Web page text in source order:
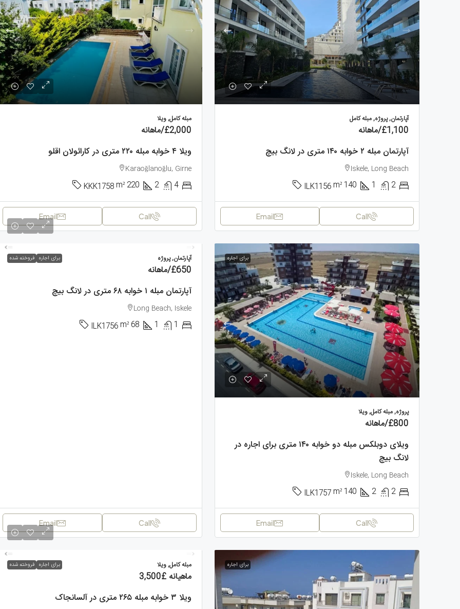
آپارتمان, پروژه, مبله کامل
£1,100/ماهانه
آپارتمان مبله ۲ خوابه ۱۴۰ متری در لانگ بیچ
Iskele, Long Beach
2
1
140
m²
ILK1156
Call
Email
مبله کامل, ویلا
£2,000/ماهانه
ویلا ۴ خوابه مبله ۲۲۰ متری در کارائولان اقلو
Karaoğlanoğlu, Girne
4
2
220
m²
KKK1758
Call
Email
برای اجاره
پروژه, مبله کامل, ویلا
£800/ماهانه
ویلای دوبلکس مبله دو خوابه ۱۴۰ متری برای اجاره در
لانگ بیچ
Iskele, Long Beach
2
2
140
m²
ILK1757
Call
Email
برای اجاره فروخته شده آپارتمان, پروژه
£650/ماهانه
آپارتمان مبله ۱ خوابه ۶۸ متری در لانگ بیچ
Long Beach, Iskele
1
1
68
m²
ILK1756
Call
Email
برای اجاره برای اجاره فروخته شده مبله کامل, ویلا
ماهیانه£3,500
ویلا ۳ خوابه مبله ۲۶۵ متری در آلسانجاک